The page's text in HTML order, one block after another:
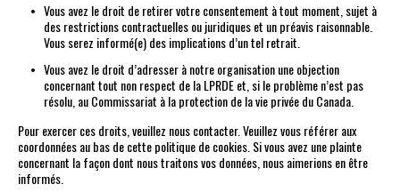
Vous avez le droit de retirer votre consentement à tout moment, sujet à
des restrictions contractuelles ou juridiques et un préavis raisonnable.
Vous serez informé(e) des implications d’un tel retrait.
Vous avez le droit d’adresser à notre organisation une objection
concernant tout non respect de la LPRDE et, si le problème n’est pas
résolu, au Commissariat à la protection de la vie privée du Canada.
Pour exercer ces droits, veuillez nous contacter. Veuillez vous référer aux
coordonnées au bas de cette politique de cookies. Si vous avez une plainte
concernant la façon dont nous traitons vos données, nous aimerions en être
informés.